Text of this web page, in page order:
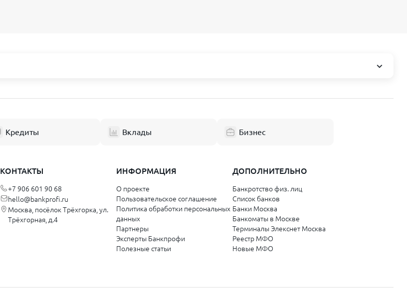
Ульяновская область
Димитровград
Хабаровский край
Хабаровск
Республика Коми
Забайкальский край
Чита
Орловская область
Кредиты Вклады Бизнес
КОНТАКТЫ
+7 906 601 90 68
hello@bankprofi.ru
Москва, посёлок Трёхгорка, ул.
Трёхгорная, д.4
ИНФОРМАЦИЯ
О проекте
Пользовательское соглашение
Политика обработки персональных
данных
Партнеры
Эксперты Банкпрофи
Полезные статьи
ДОПОЛНИТЕЛЬНО
Банкротство физ. лиц
Список банков
Банки Москва
Банкоматы в Москве
Терминалы Элекснет Москва
Реестр МФО
Новые МФО